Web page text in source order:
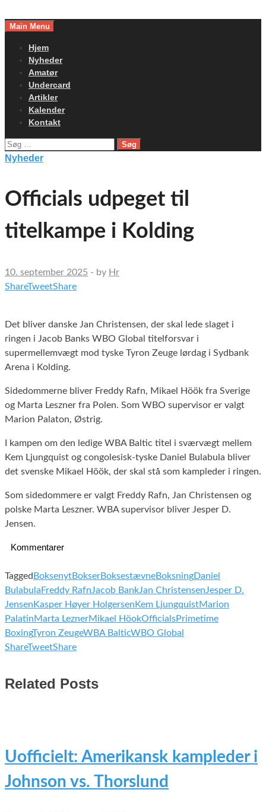
toMain Menu
Hjem
Nyheder
Amatør
Undercard
Artikler
Kalender
Kontakt
Søg
efter:
Nyheder
Officials udpeget til
titelkampe i Kolding
10. september 2025 - by Hr
ShareTweetShare
Det bliver danske Jan Christensen, der skal lede slaget i
ringen i Jacob Banks WBO Global titelforsvar i
supermellemvægt mod tyske Tyron Zeuge lørdag i Sydbank
Arena i Kolding.
Sidedommerne bliver Freddy Rafn, Mikael Höök fra Sverige
og Marta Leszner fra Polen. Som WBO supervisor er valgt
Marion Palaton, Østrig.
I kampen om den ledige WBA Baltic titel i sværvægt mellem
Kem Ljungquist og congolesisk-tyske Daniel Bulabula bliver
det svenske Mikael Höök, der skal stå som kampleder i ringen.
Som sidedommere er valgt Freddy Rafn, Jan Christensen og
polske Marta Leszner. WBA supervisor bliver Jesper D.
Jensen.
Kommentarer
Tagged BoksenytBokserBoksestævneBoksningDaniel
Bulabula Freddy RafnJacob BankJan ChristensenJesper D.
Jensen Kasper Høyer Holgersen Kem LjungquistMarion
PalatinMarta LeznerMikael HöokOfficialsPrimetime
BoxingTyron ZeugeWBA BalticWBO Global
ShareTweetShare
Related Posts
Uofficielt: Amerikansk kampleder i
Johnson vs. Thorslund